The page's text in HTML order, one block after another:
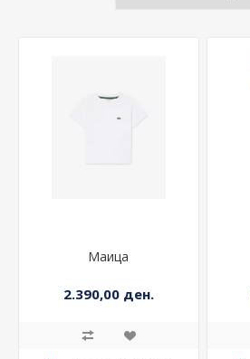
Маица
2.390,00 ден.